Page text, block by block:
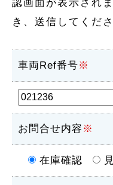
認画面が表示され
き、送信してくださ
車両Ref番号※
お問合せ内容 ※
在庫確認